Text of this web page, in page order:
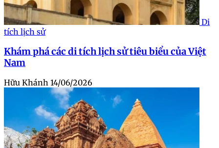
Di
tích lịch sử
Khám phá các di tích lịch sử tiêu biểu của Việt
Nam
Hữu Khánh 14/06/2026